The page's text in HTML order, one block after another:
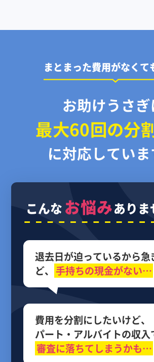
まとまった費用がなくて
お助けうさ
最大60回の分
に対応していま
こんなお悩みありま
退去日が迫っているから急
ど、 手持ちの現金がない…
費用を分割にしたいけど、
パート・アルバイトの収入
審査に落ちてしまうかも…